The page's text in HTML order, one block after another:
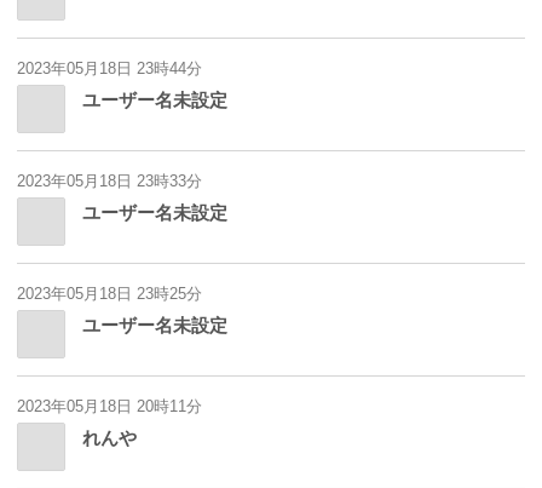
2023年05月18日 23時44分
ユーザー名未設定
2023年05月18日 23時33分
ユーザー名未設定
2023年05月18日 23時25分
ユーザー名未設定
2023年05月18日 20時11分
れんや